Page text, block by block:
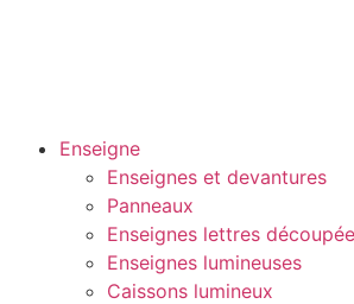
Enseigne
Enseignes et devantures
Panneaux
Enseignes lettres
Enseignes lumineuses
Caissons lumineux